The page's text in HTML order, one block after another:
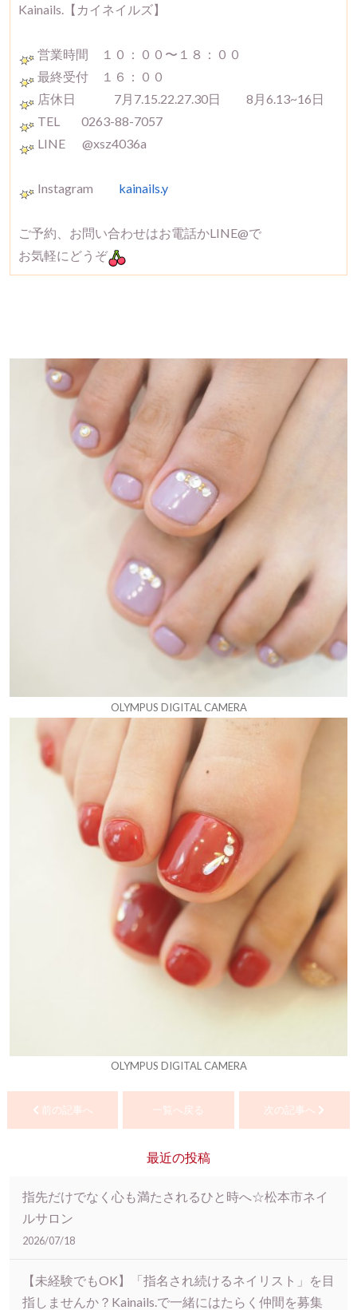
Kainails.【カイネイルズ】
営業時間 １０：００〜１８：００
最終受付 １６：００
店休日 7月7.15.22.27.30日 8月6.13~16日
TEL 0263-88-7057
LINE @xsz4036a
Instagram kainails.y
ご予約、お問い合わせはお電話かLINE@で
お気軽にどうぞ
OLYMPUS DIGITAL CAMERA
OLYMPUS DIGITAL CAMERA
前の記事へ 一覧へ戻る 次の記事へ
最近の投稿
指先だけでなく心も満たされるひと時へ☆松本市ネイ
ルサロン
2026/07/18
【未経験でもOK】「指名され続けるネイリスト」を目
指しませんか？Kainails.で一緒にはたらく仲間を募集